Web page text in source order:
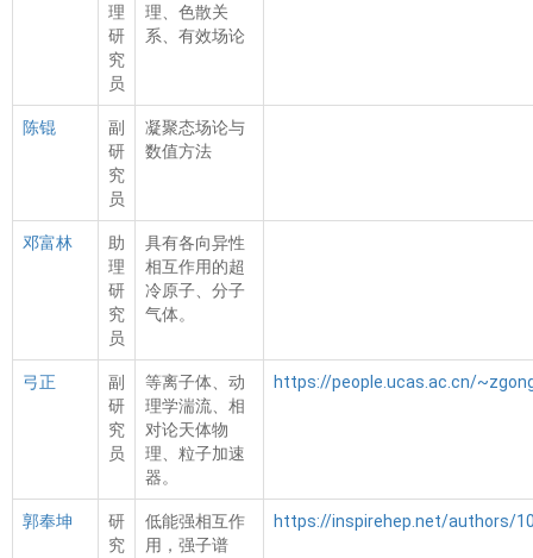
理
研
究
员
理、色散关
系、有效场论
陈锟
副
研
究
员
凝聚态场论与
数值方法
邓富林
助
理
研
究
员
具有各向异性
相互作用的超
冷原子、分子
气体。
弓正
副
研
究
员
等离子体、动
理学湍流、相
对论天体物
理、粒子加速
器。
https://people.ucas.ac.cn/
郭奉坤
研
究
低能强相互作
用，强子谱
https://inspirehep.net/authors/